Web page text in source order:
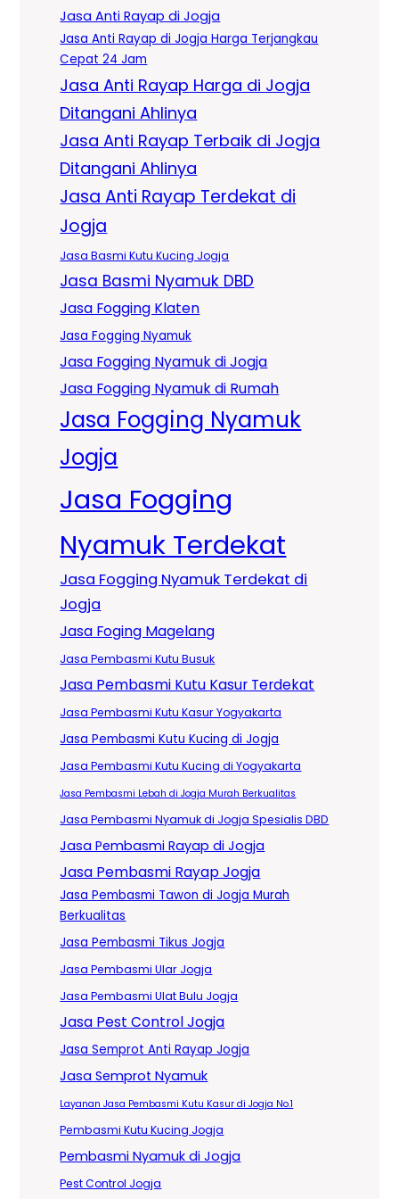
Jasa Anti Rayap di Jogja
Jasa Anti Rayap di Jogja Harga Terjangkau
Cepat 24 Jam
Jasa Anti Rayap Harga di Jogja
Ditangani Ahlinya
Jasa Anti Rayap Terbaik di Jogja
Ditangani Ahlinya
Jasa Anti Rayap Terdekat di
Jogja
Jasa Basmi Kutu Kucing Jogja
Jasa Basmi Nyamuk DBD
Jasa Fogging Klaten
Jasa Fogging Nyamuk
Jasa Fogging Nyamuk di Jogja
Jasa Fogging Nyamuk di Rumah
Jasa Fogging Nyamuk
Jogja
Jasa Fogging
Nyamuk Terdekat
Jasa Fogging Nyamuk Terdekat di
Jogja
Jasa Foging Magelang
Jasa Pembasmi Kutu Busuk
Jasa Pembasmi Kutu Kasur Terdekat
Jasa Pembasmi Kutu Kasur Yogyakarta
Jasa Pembasmi Kutu Kucing di Jogja
Jasa Pembasmi Kutu Kucing di Yogyakarta
Jasa Pembasmi Lebah di Jogja Murah Berkualitas
Jasa Pembasmi Nyamuk di Jogja Spesialis DBD
Jasa Pembasmi Rayap di Jogja
Jasa Pembasmi Rayap Jogja
Jasa Pembasmi Tawon di Jogja Murah
Berkualitas
Jasa Pembasmi Tikus Jogja
Jasa Pembasmi Ular Jogja
Jasa Pembasmi Ulat Bulu Jogja
Jasa Pest Control Jogja
Jasa Semprot Anti Rayap Jogja
Jasa Semprot Nyamuk
Layanan Jasa Pembasmi Kutu Kasur di Jogja No.1
Pembasmi Kutu Kucing Jogja
Pembasmi Nyamuk di Jogja
Pest Control Jogja